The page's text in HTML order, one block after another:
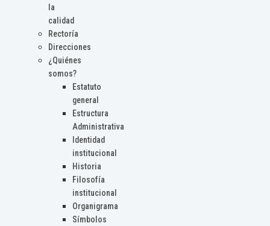
la
calidad
Rectoría
Direcciones
¿Quiénes
somos?
Estatuto
general
Estructura
Administrativa
Identidad
institucional
Historia
Filosofía
institucional
Organigrama
Símbolos